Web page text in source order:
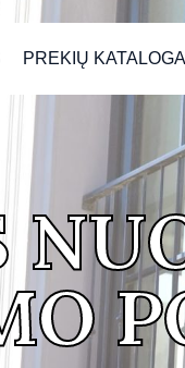
PREKIŲ